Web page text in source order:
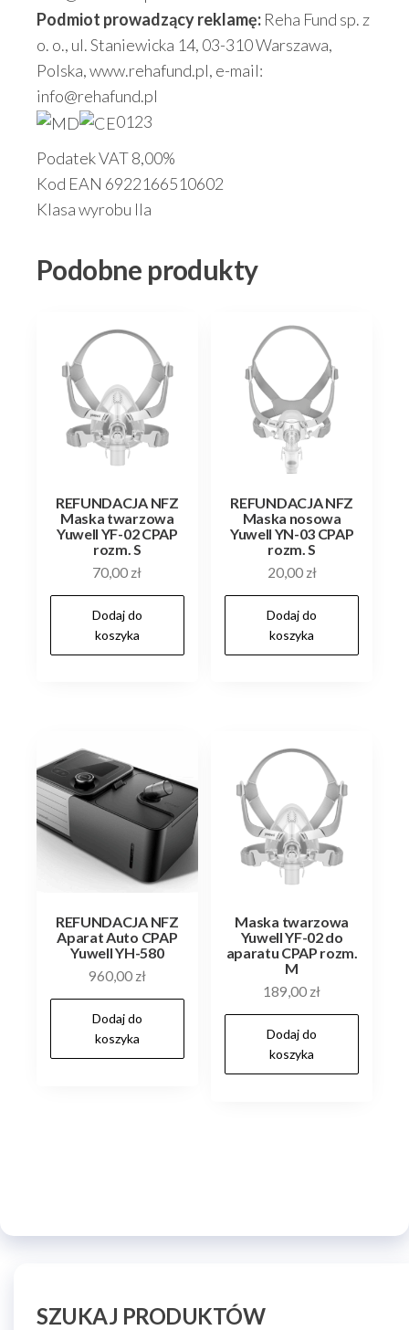
Podmiot prowadzący reklamę: Reha Fund sp. z
o. o., ul. Staniewicka 14, 03-310 Warszawa,
Polska, www.rehafund.pl, e-mail:
info@rehafund.pl
0123
Podatek VAT 8,00%
Kod EAN 6922166510602
Klasa wyrobu IIa
Podobne produkty
REFUNDACJA NFZ
Maska twarzowa
Yuwell YF-02 CPAP
rozm. S
70,00 zł
Dodaj do
koszyka
REFUNDACJA NFZ
Maska nosowa
Yuwell YN-03 CPAP
rozm. S
20,00 zł
Dodaj do
koszyka
REFUNDACJA NFZ
Aparat Auto CPAP
Yuwell YH-580
960,00 zł
Dodaj do
koszyka
Maska twarzowa
Yuwell YF-02 do
aparatu CPAP rozm.
M
189,00 zł
Dodaj do
koszyka
SZUKAJ PRODUKTÓW